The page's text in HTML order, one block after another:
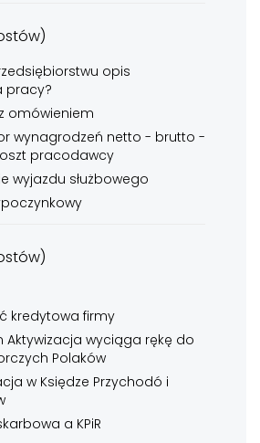
opis
pracy?
omówieniem
wynagrodzeń netto - brutto -
pracodawcy
wyjazdu służbowego
kredytowa firmy
Aktywizacja wyciąga rękę do
Polaków
w Księdze Przychodó i
a KPiR